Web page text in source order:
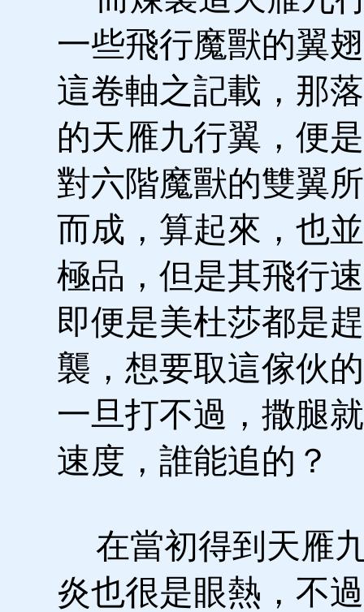
一些飛行魔獸的翼
這卷軸之記載，那
的天雁九行翼，便
對六階魔獸的雙翼
而成，算起來，也
極品，但是其飛行
即便是美杜莎都是
襲，想要取這傢伙
一旦打不過，撒腿
速度，誰能追的？
在當初得到天雁
炎也很是眼熱，不